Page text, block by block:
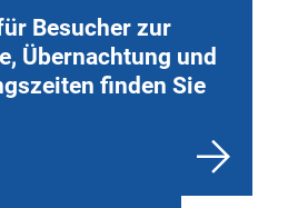
Besucher zur
Übernachtung und
finden Sie